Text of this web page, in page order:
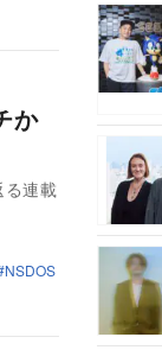
か
連載
NSDOS